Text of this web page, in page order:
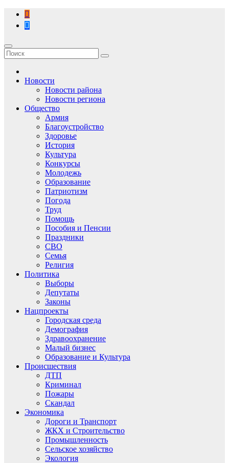
Перейти
содержимому
Новости
Новости района
Новости региона
Общество
Армия
Благоустройство
Здоровье
История
Культура
Конкурсы
Молодежь
Образование
Патриотизм
Погода
Труд
Помощь
Пособия и Пенсии
Праздники
СВО
Семья
Религия
Политика
Выборы
Депутаты
Законы
Нацпроекты
Городская среда
Демография
Здравоохранение
Малый бизнес
Образование и Культура
Происшествия
ДТП
Криминал
Пожары
Скандал
Экономика
Дороги и Транспорт
ЖКХ и Строительство
Промышленность
Сельское хозяйство
Экология